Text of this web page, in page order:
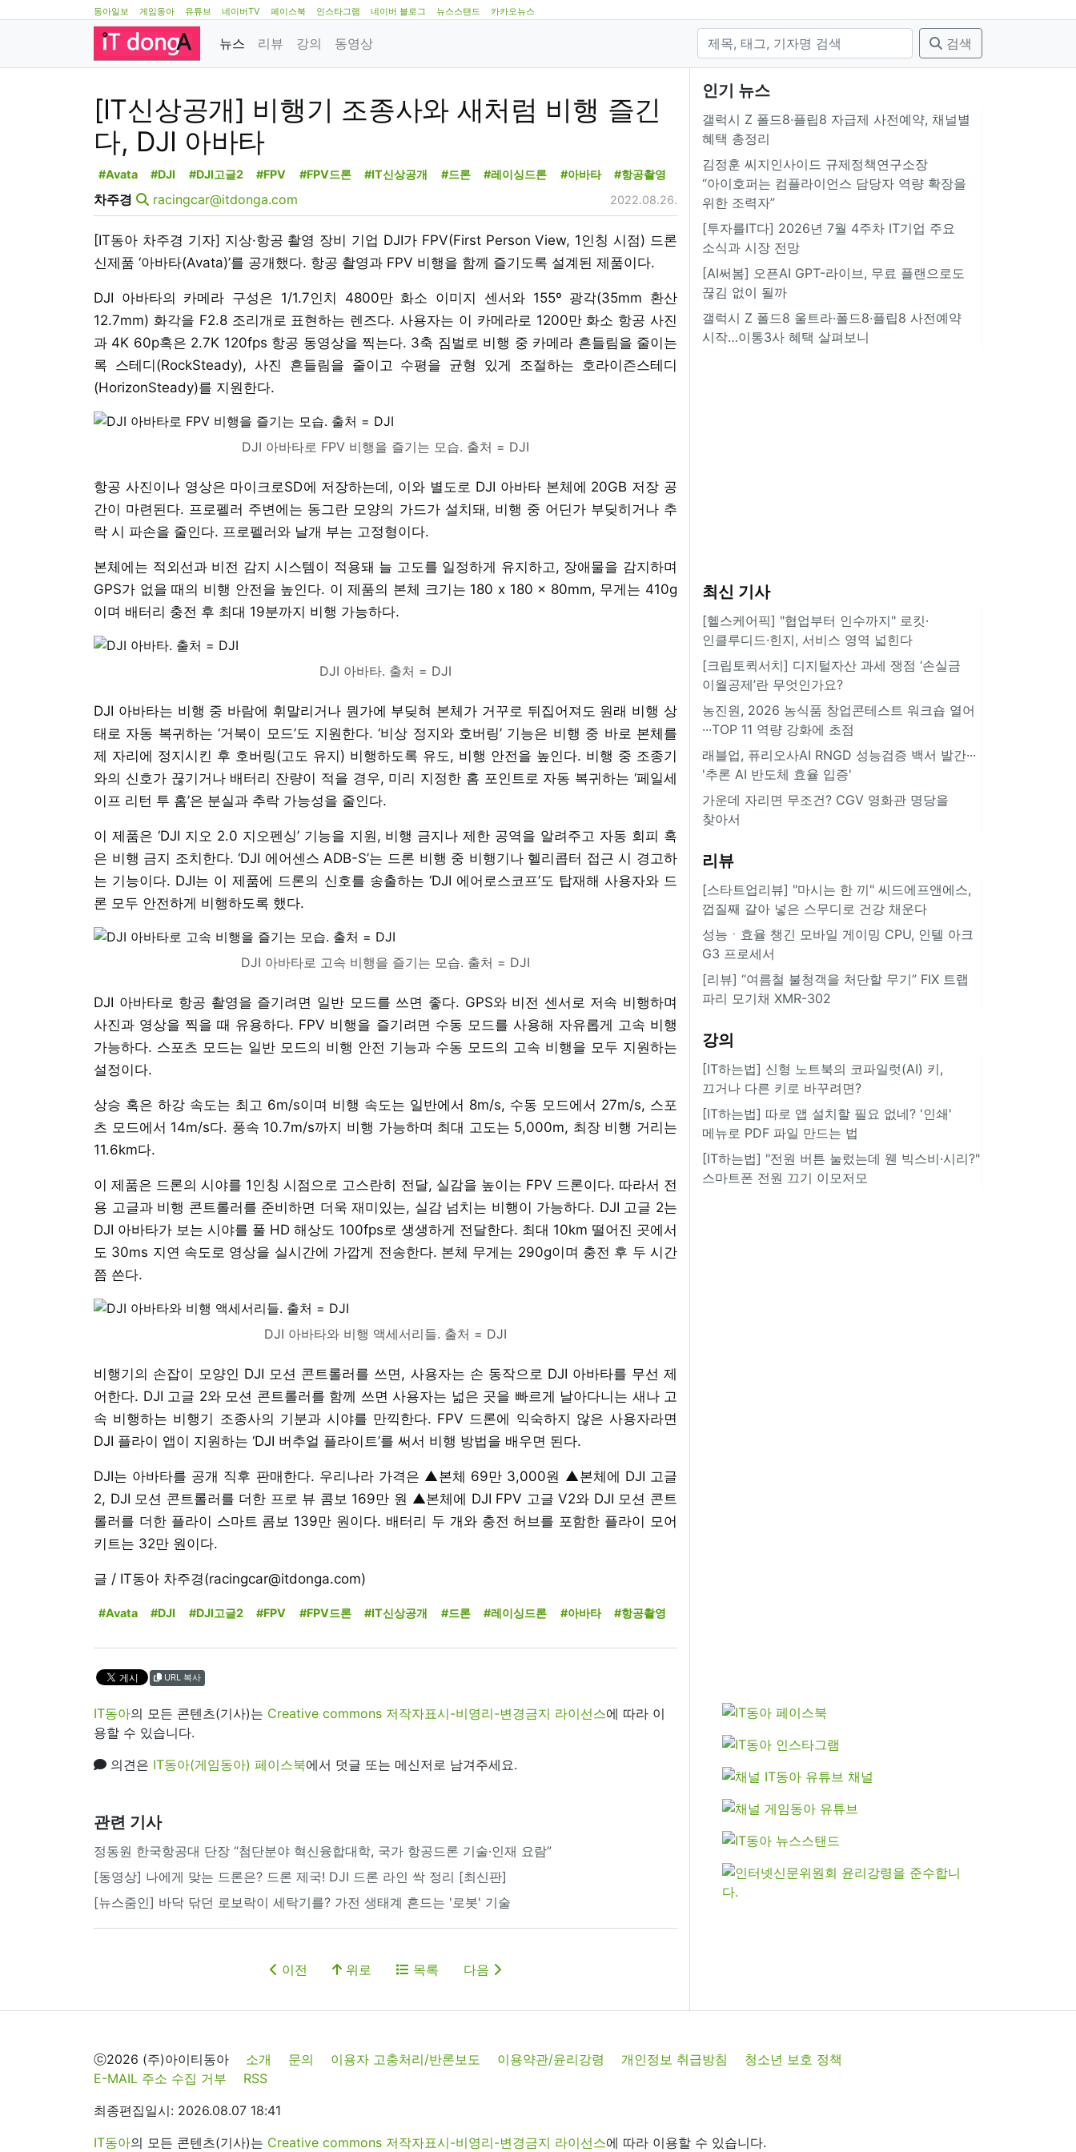
동아일보 게임동아 유튜브 네이버TV 페이스북 인스타그램 네이버 블로그 뉴스스탠드 카카오뉴스
뉴스 리뷰 강의 동영상 검색
[IT신상공개] 비행기 조종사와 새처럼 비행 즐긴
다, DJI 아바타
#Avata #DJI #DJI고글2 #FPV #FPV드론 #IT신상공개 #드론 #레이싱드론 #아바타 #항공촬영
차주경 racingcar@itdonga.com 2022.08.26.
[IT동아 차주경 기자] 지상·항공 촬영 장비 기업 DJI가 FPV(First Person View, 1인칭 시점) 드론
신제품 ‘아바타(Avata)’를 공개했다. 항공 촬영과 FPV 비행을 함께 즐기도록 설계된 제품이다.
DJI 아바타의 카메라 구성은 1/1.7인치 4800만 화소 이미지 센서와 155º 광각(35mm 환산
12.7mm) 화각을 F2.8 조리개로 표현하는 렌즈다. 사용자는 이 카메라로 1200만 화소 항공 사진
과 4K 60p혹은 2.7K 120fps 항공 동영상을 찍는다. 3축 짐벌로 비행 중 카메라 흔들림을 줄이는
록 스테디(RockSteady), 사진 흔들림을 줄이고 수평을 균형 있게 조절하는 호라이즌스테디
(HorizonSteady)를 지원한다.
DJI 아바타로 FPV 비행을 즐기는 모습. 출처 = DJI
항공 사진이나 영상은 마이크로SD에 저장하는데, 이와 별도로 DJI 아바타 본체에 20GB 저장 공
간이 마련된다. 프로펠러 주변에는 동그란 모양의 가드가 설치돼, 비행 중 어딘가 부딪히거나 추
락 시 파손을 줄인다. 프로펠러와 날개 부는 고정형이다.
본체에는 적외선과 비전 감지 시스템이 적용돼 늘 고도를 일정하게 유지하고, 장애물을 감지하며
GPS가 없을 때의 비행 안전을 높인다. 이 제품의 본체 크기는 180 x 180 x 80mm, 무게는 410g
이며 배터리 충전 후 최대 19분까지 비행 가능하다.
DJI 아바타. 출처 = DJI
DJI 아바타는 비행 중 바람에 휘말리거나 뭔가에 부딪혀 본체가 거꾸로 뒤집어져도 원래 비행 상
태로 자동 복귀하는 ‘거북이 모드’도 지원한다. ‘비상 정지와 호버링’ 기능은 비행 중 바로 본체를
제 자리에 정지시킨 후 호버링(고도 유지) 비행하도록 유도, 비행 안전을 높인다. 비행 중 조종기
와의 신호가 끊기거나 배터리 잔량이 적을 경우, 미리 지정한 홈 포인트로 자동 복귀하는 ‘페일세
이프 리턴 투 홈’은 분실과 추락 가능성을 줄인다.
이 제품은 ‘DJI 지오 2.0 지오펜싱’ 기능을 지원, 비행 금지나 제한 공역을 알려주고 자동 회피 혹
은 비행 금지 조치한다. ‘DJI 에어센스 ADB-S’는 드론 비행 중 비행기나 헬리콥터 접근 시 경고하
는 기능이다. DJI는 이 제품에 드론의 신호를 송출하는 ‘DJI 에어로스코프’도 탑재해 사용자와 드
론 모두 안전하게 비행하도록 했다.
DJI 아바타로 고속 비행을 즐기는 모습. 출처 = DJI
DJI 아바타로 항공 촬영을 즐기려면 일반 모드를 쓰면 좋다. GPS와 비전 센서로 저속 비행하며
사진과 영상을 찍을 때 유용하다. FPV 비행을 즐기려면 수동 모드를 사용해 자유롭게 고속 비행
가능하다. 스포츠 모드는 일반 모드의 비행 안전 기능과 수동 모드의 고속 비행을 모두 지원하는
설정이다.
상승 혹은 하강 속도는 최고 6m/s이며 비행 속도는 일반에서 8m/s, 수동 모드에서 27m/s, 스포
츠 모드에서 14m/s다. 풍속 10.7m/s까지 비행 가능하며 최대 고도는 5,000m, 최장 비행 거리는
11.6km다.
이 제품은 드론의 시야를 1인칭 시점으로 고스란히 전달, 실감을 높이는 FPV 드론이다. 따라서 전
용 고글과 비행 콘트롤러를 준비하면 더욱 재미있는, 실감 넘치는 비행이 가능하다. DJI 고글 2는
DJI 아바타가 보는 시야를 풀 HD 해상도 100fps로 생생하게 전달한다. 최대 10km 떨어진 곳에서
도 30ms 지연 속도로 영상을 실시간에 가깝게 전송한다. 본체 무게는 290g이며 충전 후 두 시간
쯤 쓴다.
DJI 아바타와 비행 액세서리들. 출처 = DJI
비행기의 손잡이 모양인 DJI 모션 콘트롤러를 쓰면, 사용자는 손 동작으로 DJI 아바타를 무선 제
어한다. DJI 고글 2와 모션 콘트롤러를 함께 쓰면 사용자는 넓은 곳을 빠르게 날아다니는 새나 고
속 비행하는 비행기 조종사의 기분과 시야를 만끽한다. FPV 드론에 익숙하지 않은 사용자라면
DJI 플라이 앱이 지원하는 ‘DJI 버추얼 플라이트’를 써서 비행 방법을 배우면 된다.
DJI는 아바타를 공개 직후 판매한다. 우리나라 가격은 ▲본체 69만 3,000원 ▲본체에 DJI 고글
2, DJI 모션 콘트롤러를 더한 프로 뷰 콤보 169만 원 ▲본체에 DJI FPV 고글 V2와 DJI 모션 콘트
롤러를 더한 플라이 스마트 콤보 139만 원이다. 배터리 두 개와 충전 허브를 포함한 플라이 모어
키트는 32만 원이다.
글 / IT동아 차주경(racingcar@itdonga.com)
#Avata #DJI #DJI고글2 #FPV #FPV드론 #IT신상공개 #드론 #레이싱드론 #아바타 #항공촬영
URL 복사
IT동아의 모든 콘텐츠(기사)는 Creative commons 저작자표시-비영리-변경금지 라이선스에 따라 이
용할 수 있습니다.
의견은 IT동아(게임동아) 페이스북에서 덧글 또는 메신저로 남겨주세요.
관련 기사
정동원 한국항공대 단장 “첨단분야 혁신융합대학, 국가 항공드론 기술·인재 요람”
[동영상] 나에게 맞는 드론은? 드론 제국! DJI 드론 라인 싹 정리 [최신판]
[뉴스줌인] 바닥 닦던 로보락이 세탁기를? 가전 생태계 흔드는 '로봇' 기술
이전 위로 목록 다음
인기 뉴스
갤럭시 Z 폴드8·플립8 자급제 사전예약, 채널별
혜택 총정리
김정훈 씨지인사이드 규제정책연구소장
“아이호퍼는 컴플라이언스 담당자 역량 확장을
위한 조력자”
[투자를IT다] 2026년 7월 4주차 IT기업 주요
소식과 시장 전망
[AI써봄] 오픈AI GPT-라이브, 무료 플랜으로도
끊김 없이 될까
갤럭시 Z 폴드8 울트라·폴드8·플립8 사전예약
시작…이통3사 혜택 살펴보니
최신 기사
[헬스케어픽] "협업부터 인수까지" 로킷·
인클루디드·힌지, 서비스 영역 넓힌다
[크립토퀵서치] 디지털자산 과세 쟁점 ‘손실금
이월공제’란 무엇인가요?
농진원, 2026 농식품 창업콘테스트 워크숍 열어
···TOP 11 역량 강화에 초점
래블업, 퓨리오사AI RNGD 성능검증 백서 발간···
'추론 AI 반도체 효율 입증'
가운데 자리면 무조건? CGV 영화관 명당을
찾아서
리뷰
[스타트업리뷰] "마시는 한 끼" 씨드에프앤에스,
껍질째 갈아 넣은 스무디로 건강 채운다
성능ㆍ효율 챙긴 모바일 게이밍 CPU, 인텔 아크
G3 프로세서
[리뷰] “여름철 불청객을 처단할 무기” FIX 트랩
파리 모기채 XMR-302
강의
[IT하는법] 신형 노트북의 코파일럿(AI) 키,
끄거나 다른 키로 바꾸려면?
[IT하는법] 따로 앱 설치할 필요 없네? '인쇄'
메뉴로 PDF 파일 만드는 법
[IT하는법] "전원 버튼 눌렀는데 웬 빅스비·시리?"
스마트폰 전원 끄기 이모저모
ⓒ2026 (주)아이티동아 소개 문의 이용자 고충처리/반론보도 이용약관/윤리강령 개인정보 취급방침
청소년 보호 정책
E-MAIL 주소 수집 거부
RSS
최종편집일시: 2026.08.07 18:41
IT동아의 모든 콘텐츠(기사)는 Creative commons 저작자표시-비영리-변경금지 라이선스에 따라 이용할 수 있습니다.